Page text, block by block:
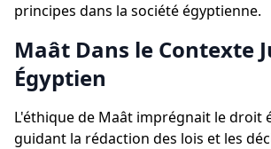
principes dans la société égyptienne.
Maât Dans le Contexte
Égyptien
L'éthique de Maât imprégnait le droit
guidant la rédaction des lois et les